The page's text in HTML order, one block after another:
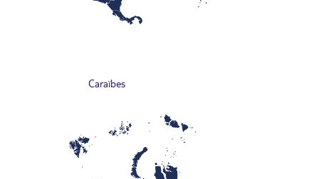
Caraïbes